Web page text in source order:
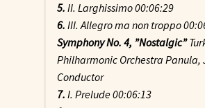
5. II. Larghissimo 00:06:29
6. III. Allegro ma non troppo
Symphony No. 4, ”Nostalgic”
Philharmonic Orchestra Panula,
Conductor
7. I. Prelude 00:06:13